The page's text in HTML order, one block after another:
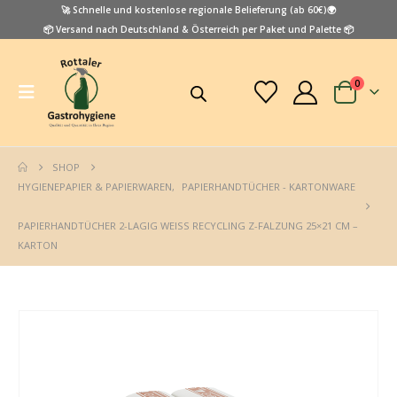
🚀 Schnelle und kostenlose regionale Belieferung (ab 60€)🌍
📦 Versand nach Deutschland & Österreich per Paket und Palette 📦
0
SHOP
HYGIENEPAPIER & PAPIERWAREN, PAPIERHANDTÜCHER - KARTONWARE
PAPIERHANDTÜCHER 2-LAGIG WEISS RECYCLING Z-FALZUNG 25×21 CM – K
ARTON